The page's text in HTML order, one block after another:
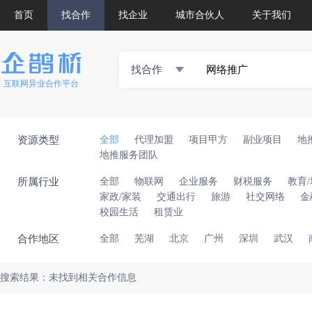
首页 找合作 找企业 城市合伙人 关于我们
互联网异业合作平台
找合作
资源类型 全部 代理加盟 项目甲方 副业项目
地
地推服务团队
所属行业 全部 物联网 企业服务 财税服务
教育/
家政/家装
交通出行 旅游 社交网络
金
校园生活
租赁业
合作地区 全部 芜湖 北京 广州 深圳 武汉
搜索结果：未找到相关合作信息